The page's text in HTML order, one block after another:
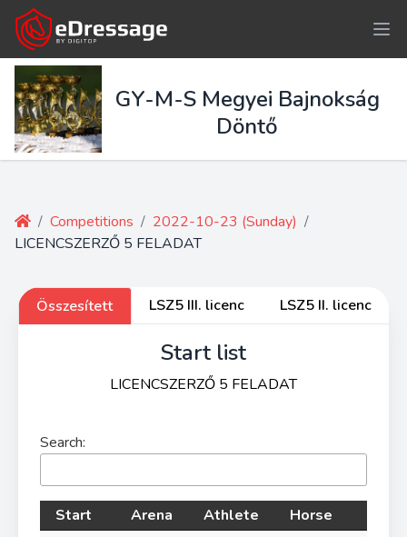
GY-M-S Megyei Bajnokság
Döntő
/ Competitions / 2022-10-23 (Sunday) /
LICENCSZERZŐ 5 FELADAT
Összesített LSZ5 III. licenc LSZ5 II. licenc
Start list
LICENCSZERZŐ 5 FELADAT
Search:
Start Arena Athlete Horse